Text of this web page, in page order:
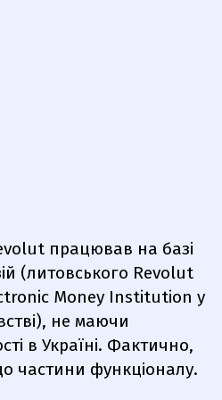
працював на базі
(литовського Revolut
Money Institution у
не маючи
в Україні. Фактично,
частини функціоналу.